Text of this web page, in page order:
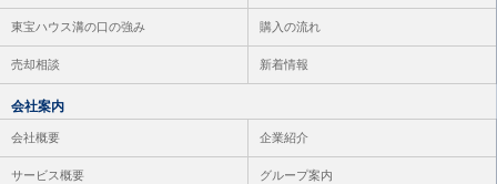
東宝ハウス溝の口の強み 購入の流れ
売却相談 新着情報
会社案内
会社概要 企業紹介
サービス概要 グループ案内